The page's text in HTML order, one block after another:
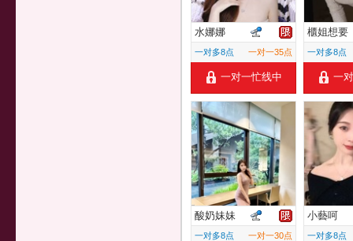
水娜娜
一对多8点 一对一35点
一对一忙线中
櫃姐想要
一对多8点
一
酸奶妹妹
一对多8点 一对一30点
小藝呵
一对多8点